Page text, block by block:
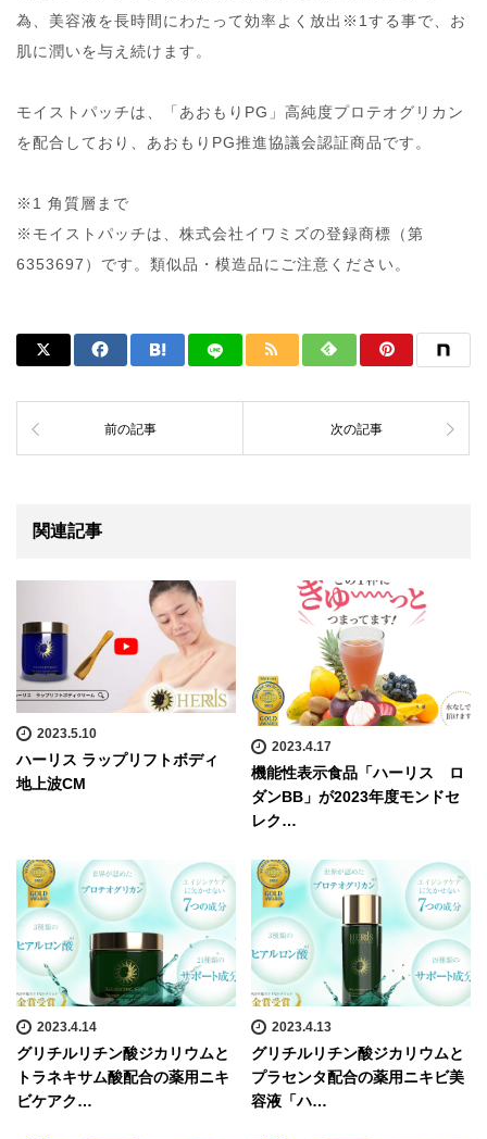
為、美容液を長時間にわたって効率よく放出※1する事で、お
肌に潤いを与え続けます。
モイストパッチは、「あおもりPG」高純度プロテオグリカン
を配合しており、あおもりPG推進協議会認証商品です。
※1 角質層まで
※モイストパッチは、株式会社イワミズの登録商標（第
6353697）です。類似品・模造品にご注意ください。
前の記事 次の記事
関連記事
2023.5.10
ハーリス ラップリフトボディ
地上波CM
2023.4.17
機能性表示食品「ハーリス ロ
ダンBB」が2023年度モンドセ
レク…
2023.4.14
グリチルリチン酸ジカリウムと
トラネキサム酸配合の薬用ニキ
ビケアク…
2023.4.13
グリチルリチン酸ジカリウムと
プラセンタ配合の薬用ニキビ美
容液「ハ…